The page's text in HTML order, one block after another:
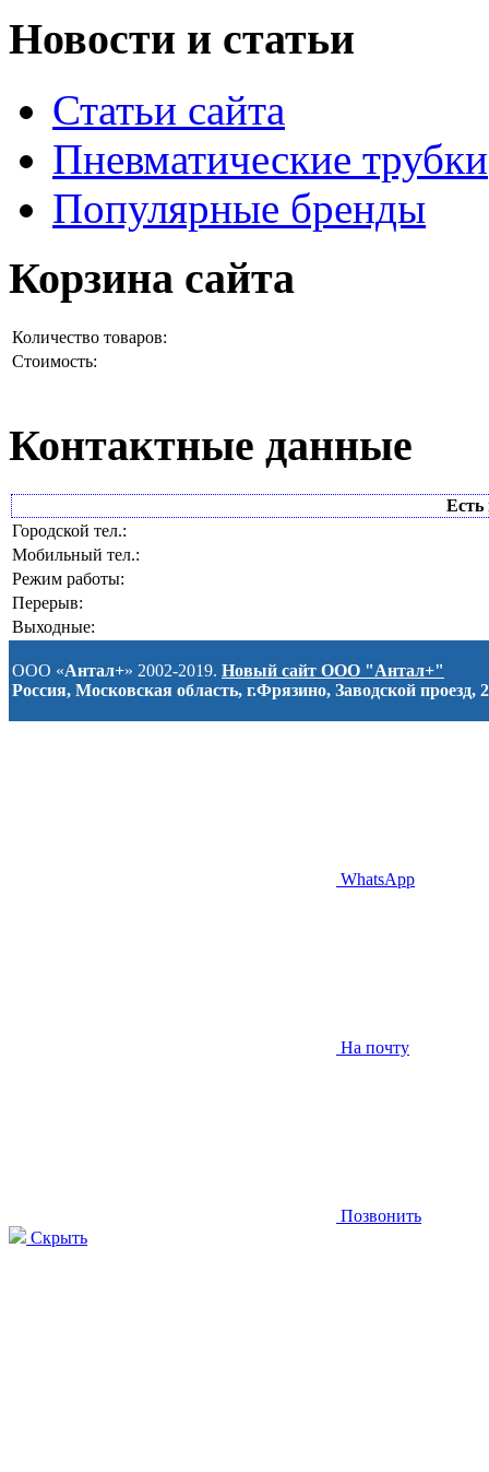
Новости и статьи
Статьи сайта
Пневматические трубки
Популярные бренды
Корзина сайта
Количество товаров:
Стоимость:
Контактные данные
Есть
Городской тел.:
Мобильный тел.:
Режим работы:
Перерыв:
Выходные:
ООО «Антал+» 2002-2019. Новый сайт ООО "Антал+"
Россия, Московская область, г.Фрязино, Заводской проезд, 2
WhatsApp
На почту
Позвонить
Скрыть